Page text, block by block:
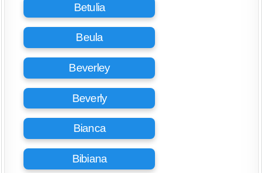
Betulia
Beula
Beverley
Beverly
Bianca
Bibiana